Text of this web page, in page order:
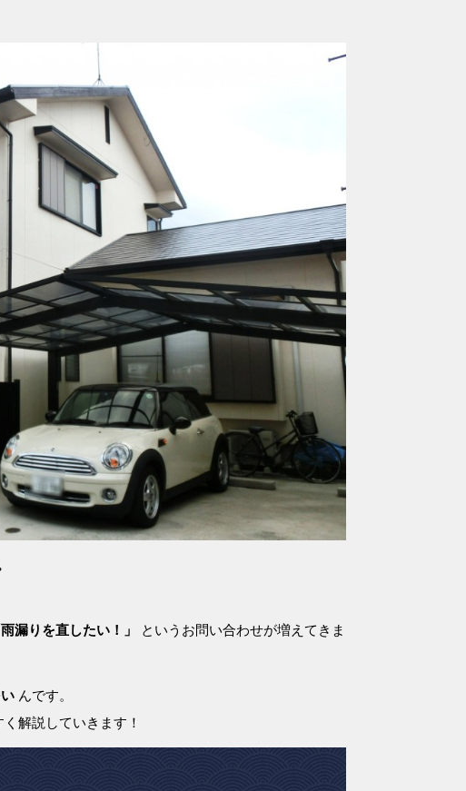
漏りを直したい！」
というお問い合わせが増えてきま
んです。
解説していきます！